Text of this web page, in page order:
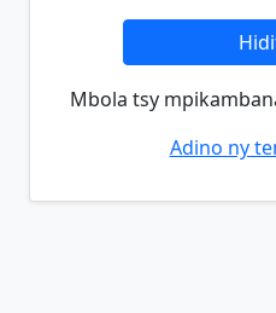
Mbola tsy
Adino ny